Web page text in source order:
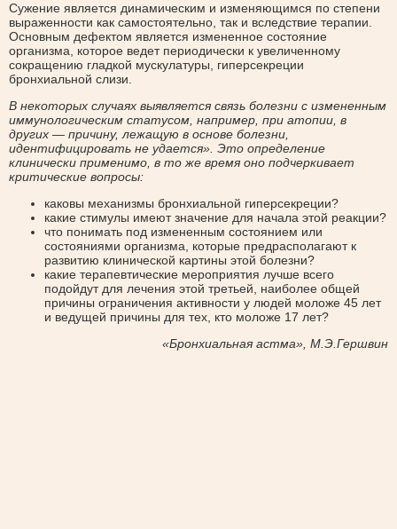
Сужение является динамическим и изменяющимся по степени
выраженности как самостоятельно, так и вследствие терапии.
Основным дефектом является измененное состояние
организма, которое ведет периодически к увеличенному
сокращению гладкой мускулатуры, гиперсекреции
бронхиальной слизи.
В некоторых случаях выявляется связь болезни с измененным
иммунологическим статусом, например, при атопии, в
других — причину, лежащую в основе болезни,
идентифицировать не удается». Это определение
клинически применимо, в то же время оно подчеркивает
критические вопросы:
каковы механизмы бронхиальной гиперсекреции?
какие стимулы имеют значение для начала этой реакции?
что понимать под измененным состоянием или
состояниями организма, которые предрасполагают к
развитию клинической картины этой болезни?
какие терапевтические мероприятия лучше всего
подойдут для лечения этой третьей, наиболее общей
причины ограничения активности у людей моложе 45 лет
и ведущей причины для тех, кто моложе 17 лет?
«Бронхиальная астма», М.Э.Гершвин